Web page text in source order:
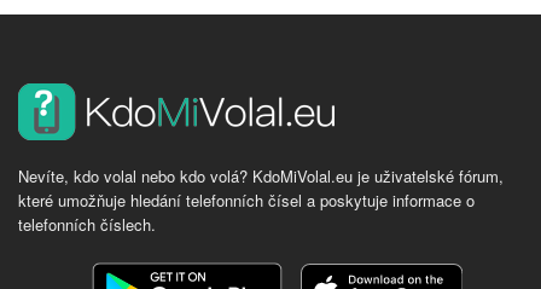
Nevíte, kdo volal nebo kdo volá? KdoMiVolal.eu je uživatelské fórum,
které umožňuje hledání telefonních čísel a poskytuje informace o
telefonních číslech.